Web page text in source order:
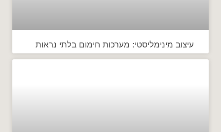
עיצוב מינימליסטי: מערכות חימום בלתי נראות